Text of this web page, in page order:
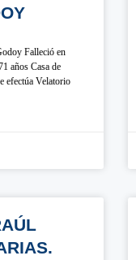
Falleció en
años Casa de
efectúa Velatorio